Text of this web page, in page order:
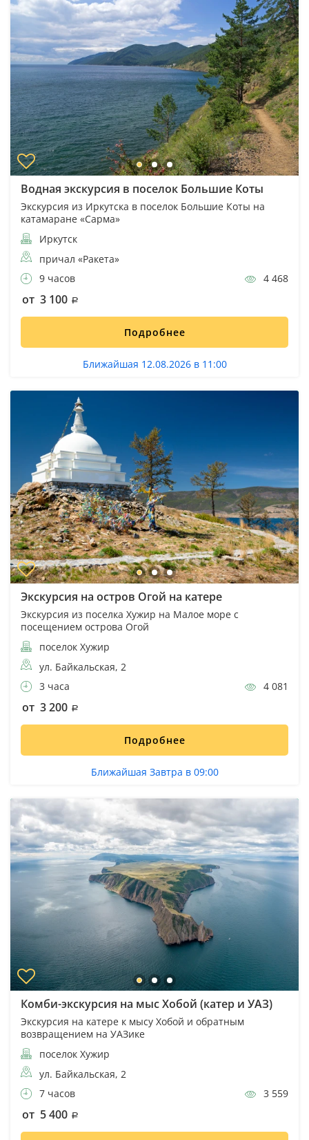
Водная экскурсия в поселок Большие Коты
Экскурсия из Иркутска в поселок Большие Коты на
катамаране «Сарма»
Иркутск
причал «Ракета»
9 часов
4 468
от 3 100
Подробнее
Ближайшая 12.08.2026 в 11:00
Экскурсия на остров Огой на катере
Экскурсия из поселка Хужир на Малое море с
посещением острова Огой
поселок Хужир
ул. Байкальская, 2
3 часа
4 081
от 3 200
Подробнее
Ближайшая Завтра в 09:00
Комби-экскурсия на мыс Хобой (катер и УАЗ)
Экскурсия на катере к мысу Хобой и обратным
возвращением на УАЗике
поселок Хужир
ул. Байкальская, 2
7 часов
3 559
от 5 400